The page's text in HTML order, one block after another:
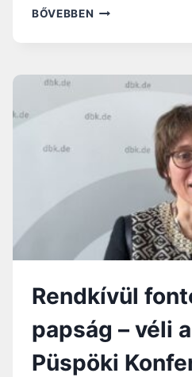
BŐVEBBEN NAPÓLEON
PÁPA:
KONKORDÁTUM
MEGKÖTÉSÉNÉL
Rendkívül
papság – véli
Püspöki